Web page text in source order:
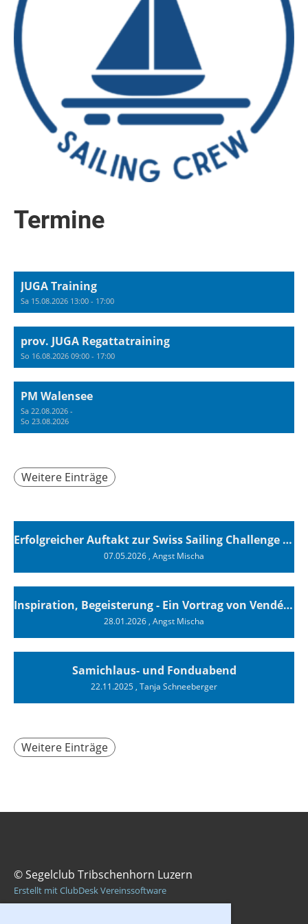
Termine
JUGA Training
Sa 15.08.2026 13:00 - 17:00
prov. JUGA Regattatraining
So 16.08.2026 09:00 - 17:00
PM Walensee
Sa 22.08.2026 -
So 23.08.2026
Weitere Einträge
Erfolgreicher Auftakt zur Swiss Sailing Challenge League 2026
07.05.2026, Angst Mischa
Inspiration, Begeisterung - Ein Vortrag von Vendée-Globe-Finisher Oliver Heer
28.01.2026, Angst Mischa
Samichlaus- und Fonduabend
22.11.2025, Tanja Schneeberger
Weitere Einträge
© Segelclub Tribschenhorn Luzern
Erstellt mit ClubDesk Vereinssoftware